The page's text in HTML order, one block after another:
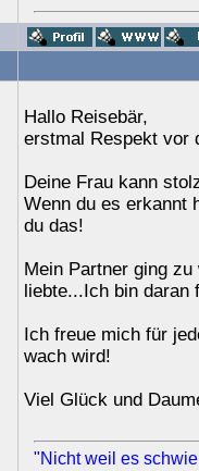
Hallo Reisebär,
erstmal Respekt vor
Deine Frau kann
Wenn du es erkannt
du das!
Mein Partner ging
liebte...Ich bin daran
Ich freue mich für
wach wird!
Viel Glück und
"Nicht weil es